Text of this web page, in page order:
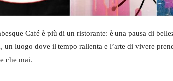
Café è più di un ristorante: è una pausa di
un luogo dove il tempo rallenta e l’arte di vivere
che mai.